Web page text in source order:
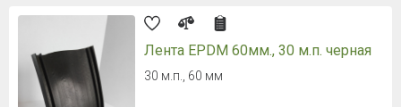
Лента EPDM 60мм., 30 м.п. черная
30 м.п., 60 мм